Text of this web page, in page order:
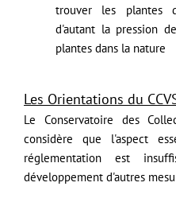
trouver les plantes
d'autant la pression
plantes dans la nature
Les Orientations du
Le Conservatoire des
considère que l'aspect
réglementation est
développement d'autres